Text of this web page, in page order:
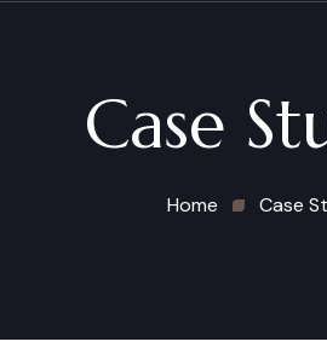
Case
Home Case